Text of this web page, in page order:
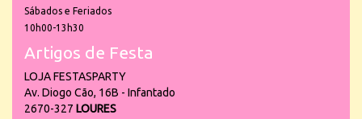
Sábados e Feriados
10h00-13h30
Artigos de Festa
LOJA FESTASPARTY
Av. Diogo Cão, 16B - Infantado
2670-327 LOURES